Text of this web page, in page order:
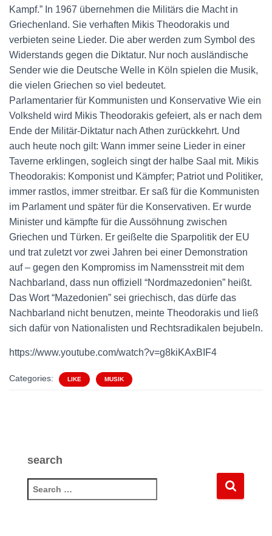
Kampf.” In 1967 übernehmen die Militärs die Macht in
Griechenland. Sie verhaften Mikis Theodorakis und
verbieten seine Lieder. Die aber werden zum Symbol des
Widerstands gegen die Diktatur. Nur noch ausländische
Sender wie die Deutsche Welle in Köln spielen die Musik,
die vielen Griechen so viel bedeutet.
Parlamentarier für Kommunisten und Konservative Wie ein
Volksheld wird Mikis Theodorakis gefeiert, als er nach dem
Ende der Militär-Diktatur nach Athen zurückkehrt. Und
auch heute noch gilt: Wann immer seine Lieder in einer
Taverne erklingen, sogleich singt der halbe Saal mit. Mikis
Theodorakis: Komponist und Kämpfer; Patriot und Politiker,
immer rastlos, immer streitbar. Er saß für die Kommunisten
im Parlament und später für die Konservativen. Er wurde
Minister und kämpfte für die Aussöhnung zwischen
Griechen und Türken. Er geißelte die Sparpolitik der EU
und trat zuletzt vor zwei Jahren bei einer Demonstration
auf – gegen den Kompromiss im Namensstreit mit dem
Nachbarland, dass nun offiziell “Nordmazedonien” heißt.
Das Wort “Mazedonien” sei griechisch, das dürfe das
Nachbarland nicht benutzen, meinte Theodorakis und ließ
sich dafür von Nationalisten und Rechtsradikalen bejubeln.
https://www.youtube.com/watch?v=g8kiKAxBIF4
Categories: LIKE MUSIK
search
e